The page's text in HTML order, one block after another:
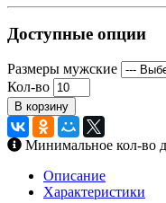
Доступные опции
Размеры мужские
Кол-во
В корзину
Минимальное кол-во
Описание
Характеристики